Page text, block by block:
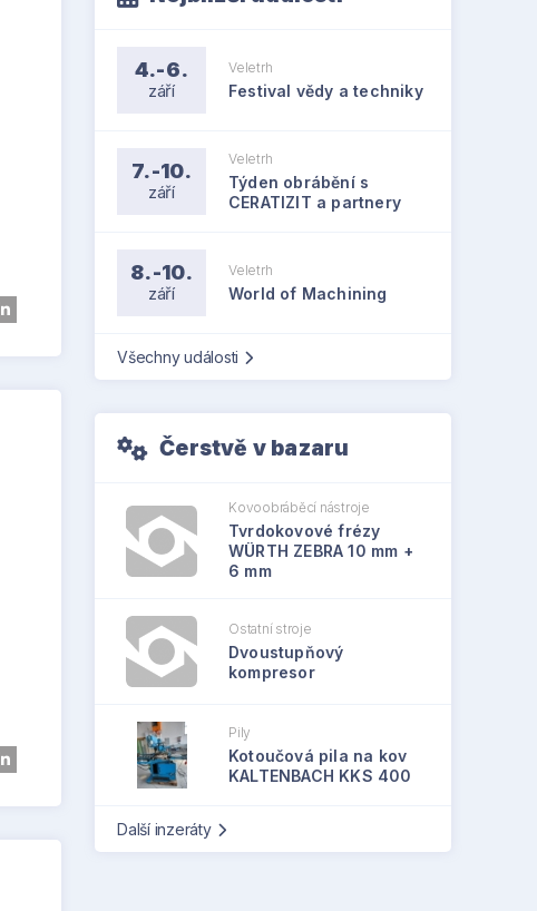
4.-6.
září
Veletrh
Festival vědy a techniky
7.-10.
září
Veletrh
Týden obrábění s
CERATIZIT a partnery
8.-10.
září
Veletrh
World of Machining
Všechny události
Čerstvě v bazaru
Kovoobráběcí nástroje
Tvrdokovové frézy
WÜRTH ZEBRA 10 mm +
6 mm
Ostatní stroje
Dvoustupňový
kompresor
Pily
Kotoučová pila na kov
KALTENBACH KKS 400
Další inzeráty